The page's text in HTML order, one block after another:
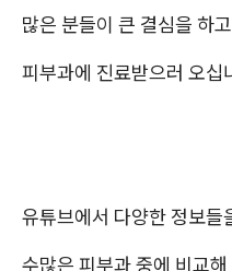
많은 분들이 큰 결심을 하고
피부과에 진료받으러 오십
유튜브에서 다양한 정보들
수많은 피부과 중에 비교